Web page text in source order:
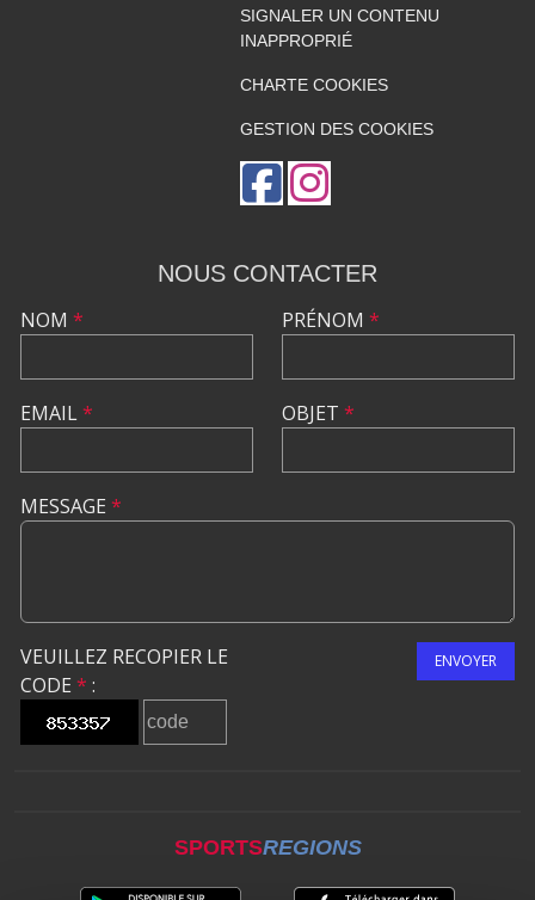
SIGNALER UN CONTENU
INAPPROPRIÉ
CHARTE COOKIES
GESTION DES COOKIES
NOUS CONTACTER
NOM *
EMAIL*
PRÉNOM *
OBJET *
MESSAGE *
VEUILLEZ RECOPIER LE
CODE * :
ENVOYER
SPORTSREGIONS